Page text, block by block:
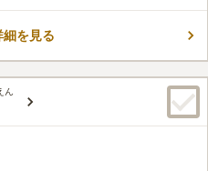
細を見る
ん